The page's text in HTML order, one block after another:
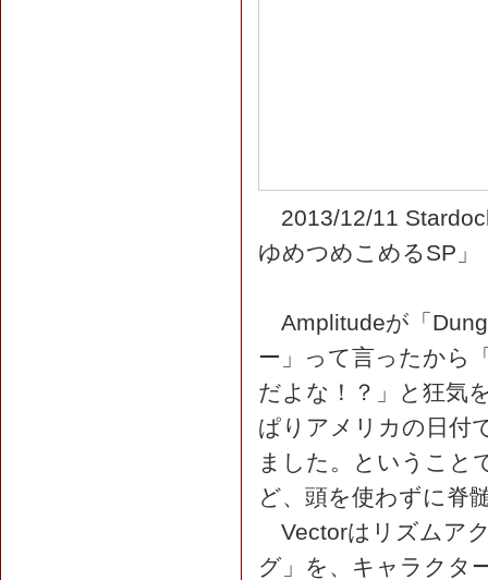
2013/12/11
ゆめつめこめるSP」
Amplitudeが「
ー」って言ったから
だよな！？」と狂気
ぱりアメリカの日付
ました。ということ
ど、頭を使わずに脊
Vectorはリズムア
グ」を、キャラクタ